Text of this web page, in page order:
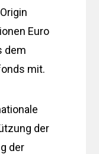
Euro
dem
mit.
der
der